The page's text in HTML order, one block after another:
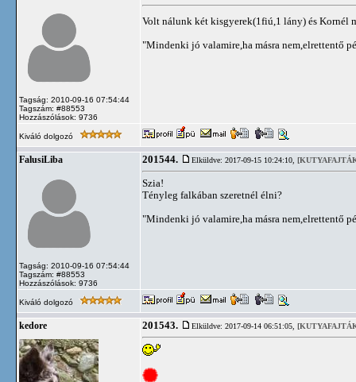
Tagság: 2010-09-16 07:54:44
Tagszám: #88553
Hozzászólások: 9736
Volt nálunk két kisgyerek(1fiú,1 lány) és Kornél
"Mindenki jó valamire,ha másra nem,elrettentő
Kiváló dolgozó
FalusiLiba
Tagság: 2010-09-16 07:54:44
Tagszám: #88553
Hozzászólások: 9736
201544. Elküldve: 2017-09-15 10:24:10,
Szia!
Tényleg falkában szeretnél élni?
"Mindenki jó valamire,ha másra nem,elrettentő
Kiváló dolgozó
kedore 201543. Elküldve: 2017-09-14 06:51:05,